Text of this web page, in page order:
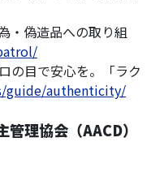
・偽造品への取り組
の目で安心を。「ラク
authenticity/
理協会（AACD）